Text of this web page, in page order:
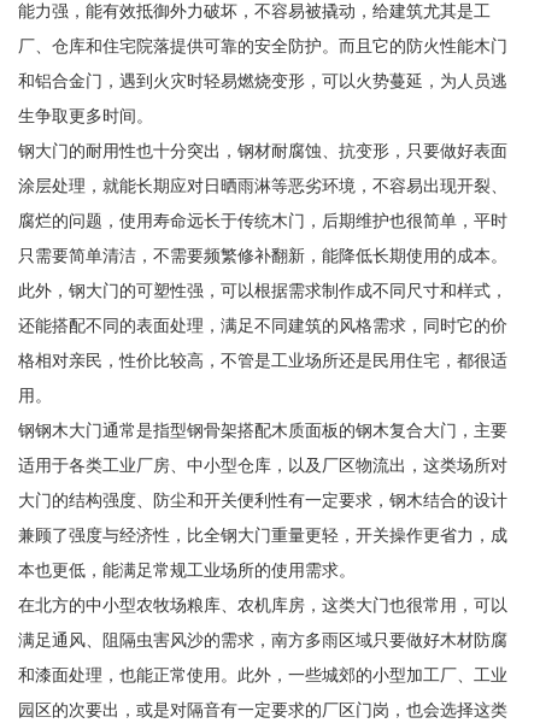
能力强，能有效抵御外力破坏，不容易被撬动，给建筑尤其是工
厂、仓库和住宅院落提供可靠的安全防护。而且它的防火性能木门
和铝合金门，遇到火灾时轻易燃烧变形，可以火势蔓延，为人员逃
生争取更多时间。
钢大门的耐用性也十分突出，钢材耐腐蚀、抗变形，只要做好表面
涂层处理，就能长期应对日晒雨淋等恶劣环境，不容易出现开裂、
腐烂的问题，使用寿命远长于传统木门，后期维护也很简单，平时
只需要简单清洁，不需要频繁修补翻新，能降低长期使用的成本。
此外，钢大门的可塑性强，可以根据需求制作成不同尺寸和样式，
还能搭配不同的表面处理，满足不同建筑的风格需求，同时它的价
格相对亲民，性价比较高，不管是工业场所还是民用住宅，都很适
用。
钢钢木大门通常是指型钢骨架搭配木质面板的钢木复合大门，主要
适用于各类工业厂房、中小型仓库，以及厂区物流出，这类场所对
大门的结构强度、防尘和开关便利性有一定要求，钢木结合的设计
兼顾了强度与经济性，比全钢大门重量更轻，开关操作更省力，成
本也更低，能满足常规工业场所的使用需求。
在北方的中小型农牧场粮库、农机库房，这类大门也很常用，可以
满足通风、阻隔虫害风沙的需求，南方多雨区域只要做好木材防腐
和漆面处理，也能正常使用。此外，一些城郊的小型加工厂、工业
园区的次要出，或是对隔音有一定要求的厂区门岗，也会选择这类